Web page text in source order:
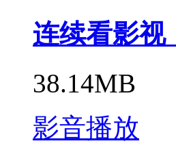
连续看影视
38.14MB
影音播放